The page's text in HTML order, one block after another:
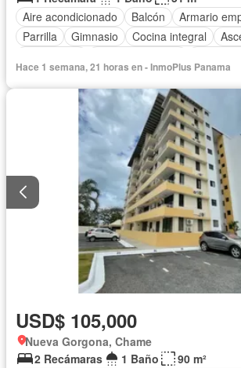
Aire acondicionado
Balcón Armario
Parrilla
Gimnasio Cocina integral
Hace 1 semana, 21 horas en - InmoPlus Panama
USD$ 105,000
Nueva Gorgona, Chame
2 Recámaras
1 Baño
90 m²